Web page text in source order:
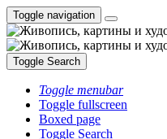
Toggle navigation
Toggle Search
Toggle menubar
Toggle fullscreen
Boxed page
Toggle Search